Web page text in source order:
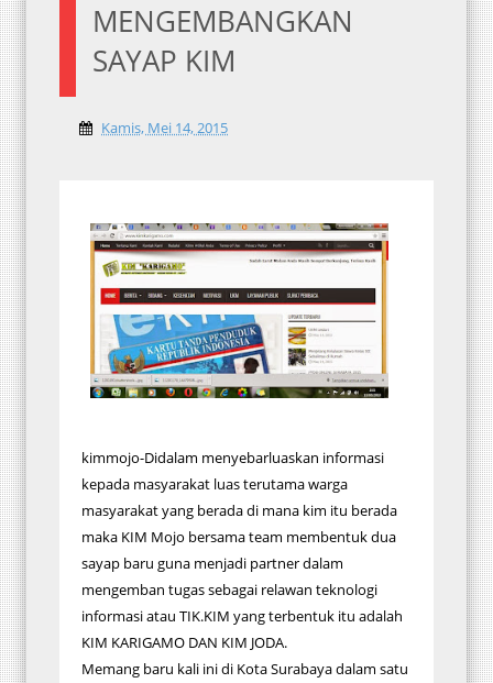
MENGEMBANGKAN
SAYAP KIM
Kamis, Mei 14, 2015
kimmojo-Didalam menyebarluaskan informasi
kepada masyarakat luas terutama warga
masyarakat yang berada di mana kim itu berada
maka KIM Mojo bersama team membentuk dua
sayap baru guna menjadi partner dalam
mengemban tugas sebagai relawan teknologi
informasi atau TIK.KIM yang terbentuk itu adalah
KIM KARIGAMO DAN KIM JODA.
Memang baru kali ini di Kota Surabaya dalam satu